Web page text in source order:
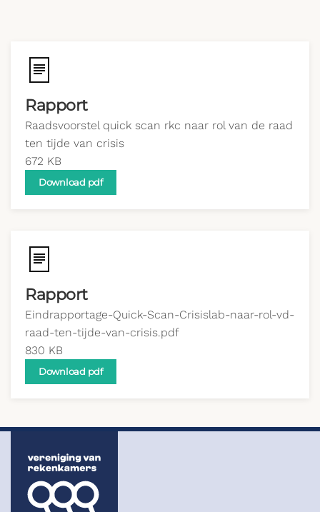
Rapport
Raadsvoorstel quick scan rkc naar rol van de raad
ten tijde van crisis
672 KB
Download pdf
Rapport
Eindrapportage-Quick-Scan-Crisislab-naar-rol-vd-
raad-ten-tijde-van-crisis.pdf
830 KB
Download pdf